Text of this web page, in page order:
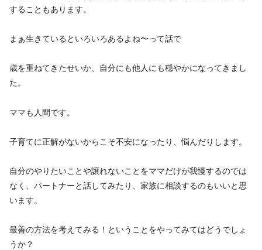
することもあります。
まぁ生きているといろいろあるよね〜って話で
歳を重ねてきたせいか、自分にも他人にも穏やかになってきまし
た。
ママも人間です。
子育てに正解がないからこそ不安になったり、悩んだりします。
自分のやりたいことや譲れないことをママだけが我慢するのでは
なく、パートナーと話してみたり、家族に相談するのもいいと思
います。
最善の方法を考えてみる！ということをやってみてはどうでしょ
うか？